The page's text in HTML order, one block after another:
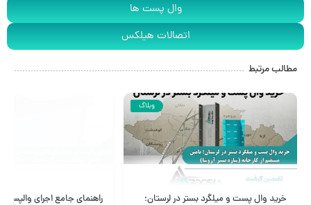
وال پست ها
اتصالات هیلکس
مطالب مرتبط
وبلاگ
خرید وال پست و میلگرد بستر در لرستان؛
راهنمای جامع اجرای والپست